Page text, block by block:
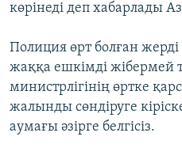
көрінеді деп хабарлады
Полиция өрт болған
жаққа ешкімді жібермей
министрлігінің өртке
жалынды сөндіруге
аумағы әзірге белгісіз.